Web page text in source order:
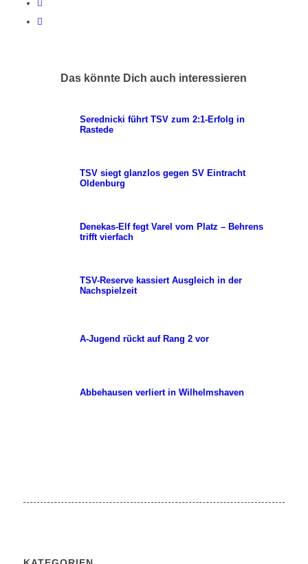
Das könnte Dich auch interessieren
Serednicki führt TSV zum 2:1-Erfolg in
Rastede
TSV siegt glanzlos gegen SV Eintracht
Oldenburg
Denekas-Elf fegt Varel vom Platz – Behrens
trifft vierfach
TSV-Reserve kassiert Ausgleich in der
Nachspielzeit
A-Jugend rückt auf Rang 2 vor
Abbehausen verliert in Wilhelmshaven